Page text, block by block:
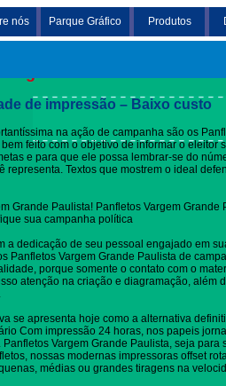
nós Parque Gráfico Produtos
de impressão – Baixo custo
na ação de campanha são os
feito com o objetivo de informar o eleitor
e para que ele possa lembrar-se do
representa. Textos que mostrem o ideal
Grande Paulista! Panfletos Vargem Grande
sua campanha política
a dedicação de seu pessoal engajado em
Panfletos Vargem Grande Paulista de
porque somente o contato com o
atenção na criação e diagramação, além
se apresenta hoje como a alternativa
Com impressão 24 horas, nos papeis
Panfletos Vargem Grande Paulista, seja
nossas modernas impressoras offset
médias ou grandes tiragens na